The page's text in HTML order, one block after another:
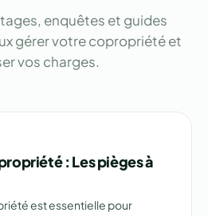
enquêtes et guides
gérer votre copropriété et
vos charges.
: Les pièges à
est essentielle pour